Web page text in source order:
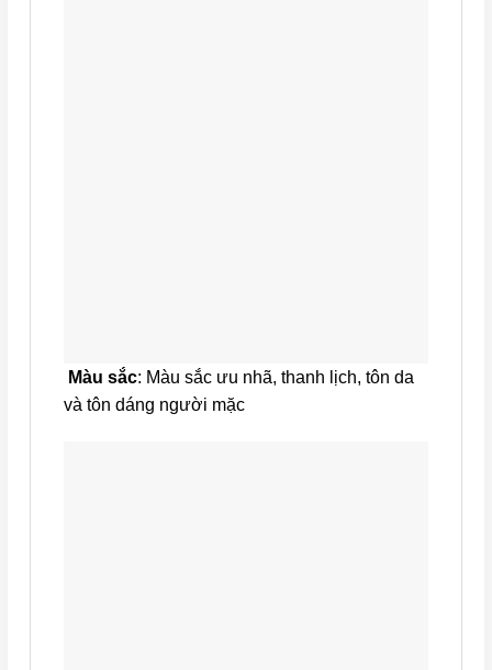
Màu sắc: Màu sắc ưu nhã, thanh lịch, tôn da
và tôn dáng người mặc